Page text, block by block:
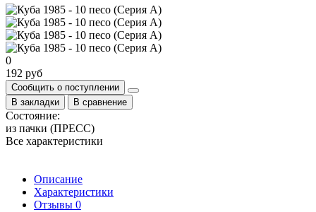
0
192 руб
Сообщить о поступлении
В закладки
В сравнение
Состояние:
из пачки (ПРЕСС)
Все характеристики
Описание
Характеристики
Отзывы 0